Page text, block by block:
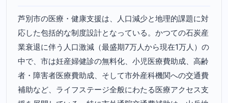
芦別市の医療・健康支援は、人口減少と地理的課題に対
応した包括的な制度設計となっている。かつての石炭産
業衰退に伴う人口激減（最盛期7万人から現在1万人）の
中で、市は妊産婦健診の無料化、小児医療費助成、高齢
者・障害者医療費助成、そして市外産科機関への交通費
補助など、ライフステージ全般にわたる医療アクセス支